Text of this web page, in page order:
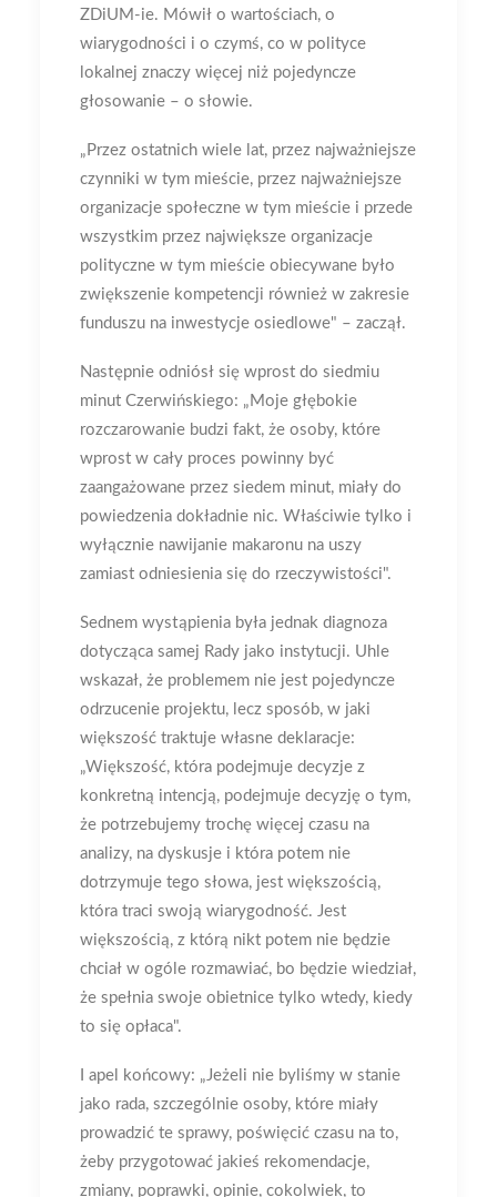
ZDiUM-ie. Mówił o wartościach, o
wiarygodności i o czymś, co w polityce
lokalnej znaczy więcej niż pojedyncze
głosowanie – o słowie.
„Przez ostatnich wiele lat, przez najważniejsze
czynniki w tym mieście, przez najważniejsze
organizacje społeczne w tym mieście i przede
wszystkim przez największe organizacje
polityczne w tym mieście obiecywane było
zwiększenie kompetencji również w zakresie
funduszu na inwestycje osiedlowe" – zaczął.
Następnie odniósł się wprost do siedmiu
minut Czerwińskiego: „Moje głębokie
rozczarowanie budzi fakt, że osoby, które
wprost w cały proces powinny być
zaangażowane przez siedem minut, miały do
powiedzenia dokładnie nic. Właściwie tylko i
wyłącznie nawijanie makaronu na uszy
zamiast odniesienia się do rzeczywistości".
Sednem wystąpienia była jednak diagnoza
dotycząca samej Rady jako instytucji. Uhle
wskazał, że problemem nie jest pojedyncze
odrzucenie projektu, lecz sposób, w jaki
większość traktuje własne deklaracje:
„Większość, która podejmuje decyzje z
konkretną intencją, podejmuje decyzję o tym,
że potrzebujemy trochę więcej czasu na
analizy, na dyskusje i która potem nie
dotrzymuje tego słowa, jest większością,
która traci swoją wiarygodność. Jest
większością, z którą nikt potem nie będzie
chciał w ogóle rozmawiać, bo będzie wiedział,
że spełnia swoje obietnice tylko wtedy, kiedy
to się opłaca".
I apel końcowy: „Jeżeli nie byliśmy w stanie
jako rada, szczególnie osoby, które miały
prowadzić te sprawy, poświęcić czasu na to,
żeby przygotować jakieś rekomendacje,
zmiany, poprawki, opinie, cokolwiek, to